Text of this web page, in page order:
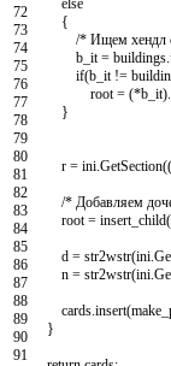
72
73
74
75
76
77
78
79
80
81
82
83
84
85
86
87
88
89
90
91
{
/* Ищем хендл
b_it = buildings
if(b_it !=
root = (*b_it)
}
r = ini GetSection((
/* Добавляем
root = insert_child(
d = str2wstr(ini
n = str2wstr(ini
cards insert(
}